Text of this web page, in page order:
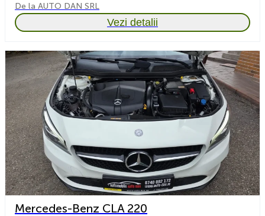
De la AUTO DAN SRL
Vezi detalii
Mercedes-Benz CLA 220